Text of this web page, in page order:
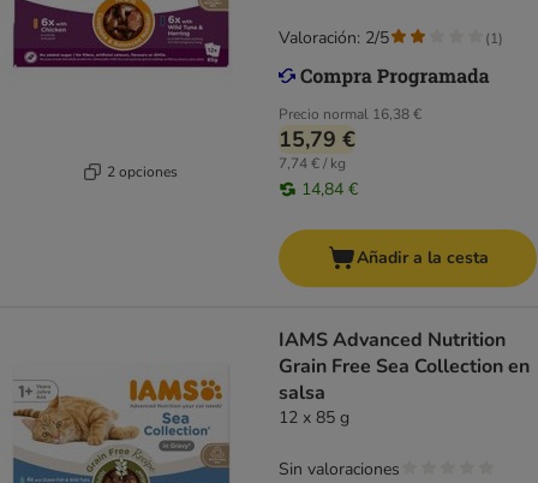
2 opciones
Precio normal 16,38 €
15,79 €
7,74 € / kg
14,84 €
Valoración: 2/5 (1)
Añadir a la cesta
IAMS Advanced Nutrition
Grain Free Sea Collection en
salsa
12 x 85 g
Sin valoraciones